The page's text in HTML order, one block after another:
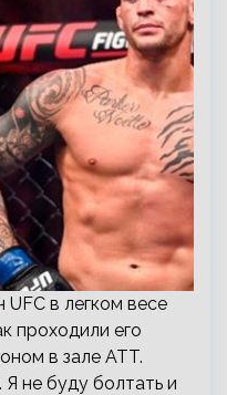
в легком весе
проходили его
в зале ATT.
Я не буду болтать и